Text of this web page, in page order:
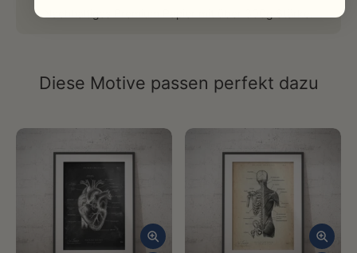
Diese Motive passen perfekt dazu